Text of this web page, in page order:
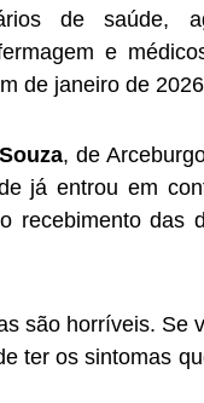
de saúde,
e
de janeiro de
, de
já entrou em
recebimento das
são horríveis. Se
ter os sintomas